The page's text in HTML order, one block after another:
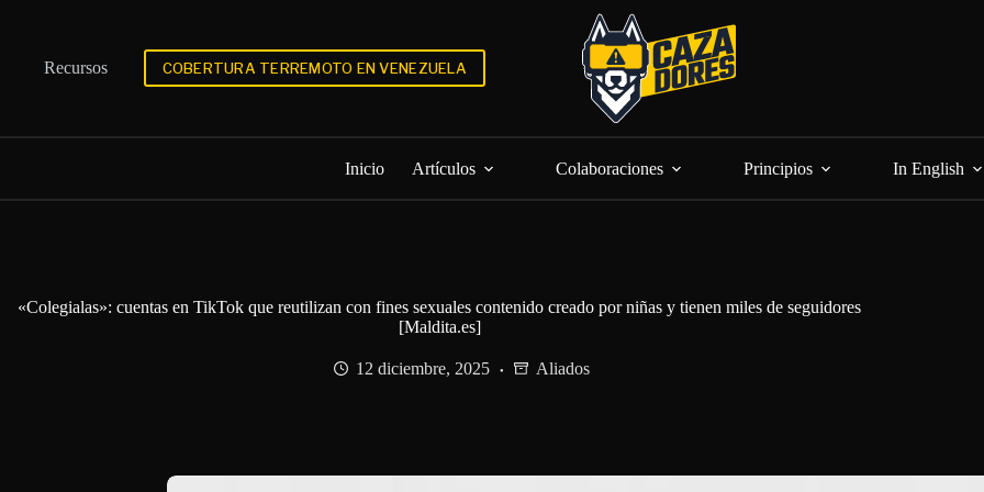
Recursos
COBERTURA TERREMOTO EN VENEZUELA
Inicio Artículos Colaboraciones Principios In English
«Colegialas»: cuentas en TikTok que reutilizan con fines sexuales contenido creado por niñas y tienen miles de seguidores
[Maldita.es]
12 diciembre, 2025 Aliados